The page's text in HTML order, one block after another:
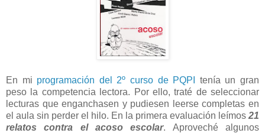
En mi programación del 2º curso de PQPI
tenía un gran
peso la competencia lectora. Por ello, traté de seleccionar
lecturas que enganchasen y pudiesen leerse completas en
el aula sin perder el hilo. En la primera evaluación leímos 21
relatos contra el acoso escolar. Aproveché algunos